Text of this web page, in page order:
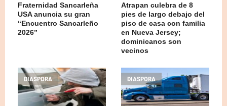
Fraternidad Sancar­leña
USA anuncia su gran
“Encuentro Sancarleño
2026”
Atrapan culebra de 8
pies de largo debajo del
piso de casa con familia
en Nueva Jersey;
dominicanos son
vecinos
DIASPORA DIASPORA